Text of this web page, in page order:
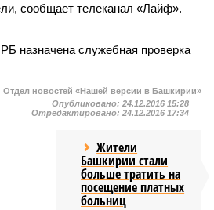
сообщает телеканал «Лайф».
назначена служебная проверка
Отдел новостей «Нашей версии в Башкирии»
Опубликовано: 24.12.2016 15:28
Отредактировано: 24.12.2016 17:34
Жители
Башкирии стали
больше тратить на
посещение платных
больниц